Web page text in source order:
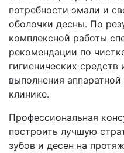
потребности эмали и
оболочки десны. По
комплексной работы
рекомендации по
гигиенических
выполнения
клинике.
Профессиональная
построить лучшую
зубов и десен на